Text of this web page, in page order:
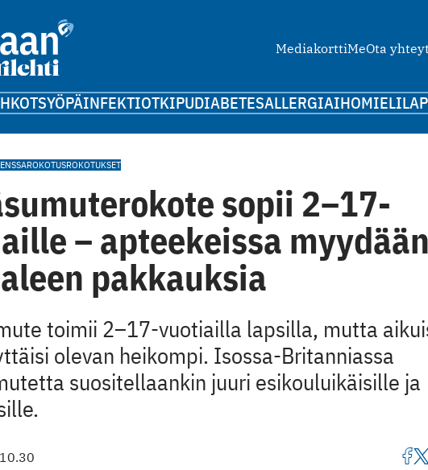
MediakorttiMeOta
SYÖPÄINFEKTIOTKIPUDIABETESALLERGIAIHOMIELI
ROKOTUKSET
sopii 2–17-
– apteekeissa
pakkauksia
toimii 2–17-vuotiailla lapsilla, mutta
olevan heikompi. Isossa-Britanniassa
suositellaankin juuri esikouluikäisille ja